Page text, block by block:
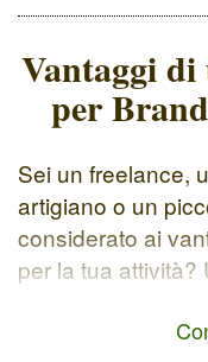
Vantaggi
per
Sei un freelance,
artigiano o un
considerato ai
per la tua attività?
servizi/prodotti e